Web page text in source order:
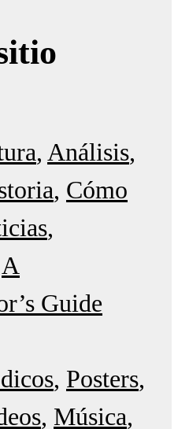
Análisis
Cómo
A
Guide
Posters
Música